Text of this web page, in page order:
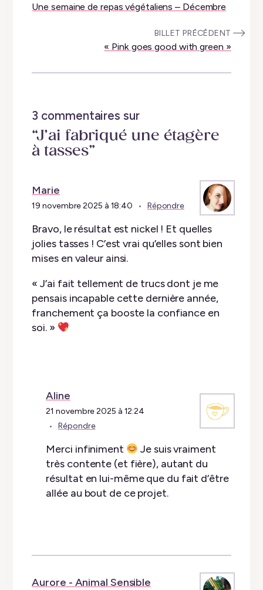
Une semaine de repas végétaliens – Décembre
BILLET PRÉCÉDENT
« Pink goes good with green »
3 commentaires sur
“J’ai fabriqué une étagère
à tasses”
Marie
19 novembre 2025 à 18:40 Répondre
Bravo, le résultat est nickel ! Et quelles
jolies tasses ! C’est vrai qu’elles sont bien
mises en valeur ainsi.
« J’ai fait tellement de trucs dont je me
pensais incapable cette dernière année,
franchement ça booste la confiance en
soi. »
Aline
21 novembre 2025 à 12:24
Répondre
Merci infiniment
Je suis vraiment
très contente (et fière), autant du
résultat en lui-même que du fait d’être
allée au bout de ce projet.
Aurore - Animal Sensible